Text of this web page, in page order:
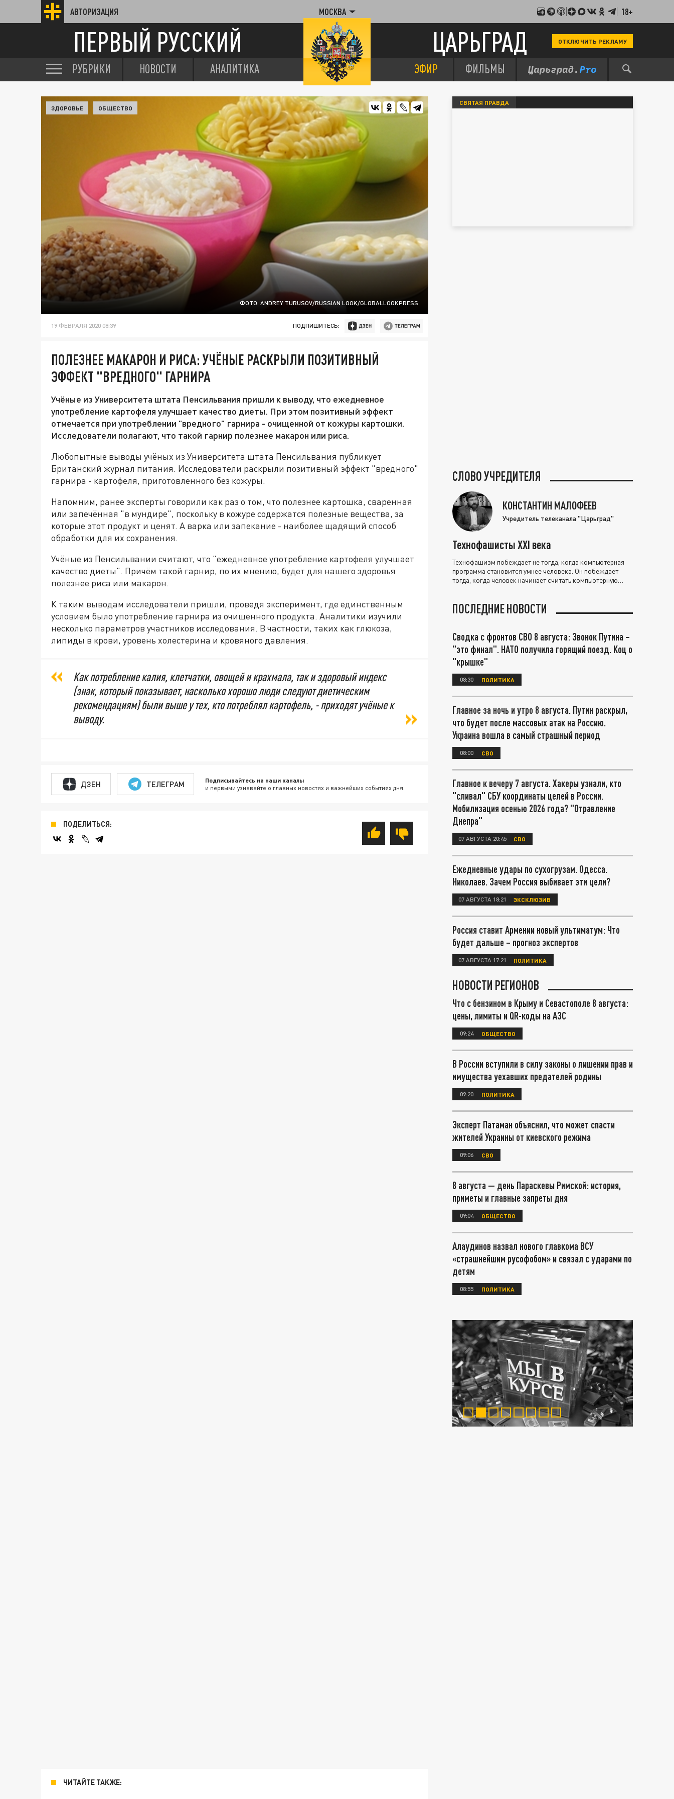
АВТОРИЗАЦИЯ МОСКВА 18+
ПЕРВЫЙ РУССКИЙ ЦАРЬГРАД ОТКЛЮЧИТЬ РЕКЛАМУ
РУБРИКИ НОВОСТИ АНАЛИТИКА ЭФИР ФИЛЬМЫ
ФОТО: ANDREY TURUSOV/RUSSIAN LOOK/GLOBALLOOKPRESS
ЗДОРОВЬЕ ОБЩЕСТВО
19 ФЕВРАЛЯ 2020 08:39 ПОДПИШИТЕСЬ:
ПОЛЕЗНЕЕ МАКАРОН И РИСА: УЧЁНЫЕ РАСКРЫЛИ ПОЗИТИВНЫЙ
ЭФФЕКТ "ВРЕДНОГО" ГАРНИРА
Учёные из Университета штата Пенсильвания пришли к выводу, что ежедневное
употребление картофеля улучшает качество диеты. При этом позитивный эффект
отмечается при употреблении "вредного" гарнира - очищенной от кожуры картошки.
Исследователи полагают, что такой гарнир полезнее макарон или риса.
Любопытные выводы учёных из Университета штата Пенсильвания публикует
Британский журнал питания. Исследователи раскрыли позитивный эффект "вредного"
гарнира - картофеля, приготовленного без кожуры.
Напомним, ранее эксперты говорили как раз о том, что полезнее картошка, сваренная
или запечённая "в мундире", поскольку в кожуре содержатся полезные вещества, за
которые этот продукт и ценят. А варка или запекание - наиболее щадящий способ
обработки для их сохранения.
Учёные из Пенсильвании считают, что "ежедневное употребление картофеля улучшает
качество диеты". Причём такой гарнир, по их мнению, будет для нашего здоровья
полезнее риса или макарон.
К таким выводам исследователи пришли, проведя эксперимент, где единственным
условием было употребление гарнира из очищенного продукта. Аналитики изучили
несколько параметров участников исследования. В частности, таких как глюкоза,
липиды в крови, уровень холестерина и кровяного давления.
Как потребление калия, клетчатки, овощей и крахмала, так и здоровый индекс
(знак, который показывает, насколько хорошо люди следуют диетическим
рекомендациям) были выше у тех, кто потреблял картофель, - приходят учёные к
выводу.
ДЗЕН ТЕЛЕГРАМ Подписывайтесь на наши каналы
и первыми узнавайте о главных новостях и важнейших событиях дня.
ПОДЕЛИТЬСЯ:
ЧИТАЙТЕ ТАКЖЕ:
СВЯТАЯ ПРАВДА
СЛОВО УЧРЕДИТЕЛЯ
КОНСТАНТИН МАЛОФЕЕВ
Учредитель телеканала "Царьград"
Технофашисты XXI века
Технофашизм побеждает не тогда, когда компьютерная
программа становится умнее человека. Он побеждает
тогда, когда человек начинает считать компьютерную
ПОСЛЕДНИЕ НОВОСТИ
Сводка с фронтов СВО 8 августа: Звонок Путина –
"это финал". НАТО получила горящий поезд. Коц о
"крышке"
08:30 ПОЛИТИКА
Главное за ночь и утро 8 августа. Путин раскрыл,
что будет после массовых атак на Россию.
Украина вошла в самый страшный период
08:00 СВО
Главное к вечеру 7 августа. Хакеры узнали, кто
"сливал" СБУ координаты целей в России.
Мобилизация осенью 2026 года? "Отравление
Днепра"
07 АВГУСТА 20:45 СВО
Ежедневные удары по сухогрузам. Одесса.
Николаев. Зачем Россия выбивает эти цели?
07 АВГУСТА 18:21 ЭКСКЛЮЗИВ
Россия ставит Армении новый ультиматум: Что
будет дальше – прогноз экспертов
07 АВГУСТА 17:21 ПОЛИТИКА
НОВОСТИ РЕГИОНОВ
Что с бензином в Крыму и Севастополе 8 августа:
цены, лимиты и QR-коды на АЗС
09:24 ОБЩЕСТВО
В России вступили в силу законы о лишении прав и
имущества уехавших предателей родины
09:20 ПОЛИТИКА
Эксперт Патаман объяснил, что может спасти
жителей Украины от киевского режима
09:06 СВО
8 августа — день Параскевы Римской: история,
приметы и главные запреты дня
09:04 ОБЩЕСТВО
Алаудинов назвал нового главкома ВСУ
«страшнейшим русофобом» и связал с ударами по
детям
08:55 ПОЛИТИКА